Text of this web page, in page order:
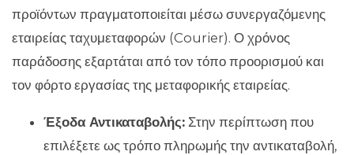
προϊόντων πραγματοποιείται μέσω συνεργαζόμενης
εταιρείας ταχυμεταφορών (Courier). Ο χρόνος
παράδοσης εξαρτάται από τον τόπο προορισμού και
τον φόρτο εργασίας της μεταφορικής εταιρείας.
Έξοδα Αντικαταβολής: Στην περίπτωση που
επιλέξετε ως τρόπο πληρωμής την αντικαταβολή,